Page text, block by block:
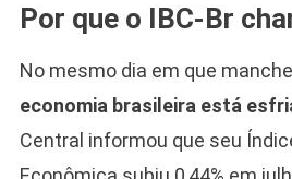
Por que o IBC-Br
No mesmo dia em que
economia brasileira está
Central informou que seu